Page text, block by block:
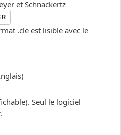
et Schnackertz
.cle est lisible avec le
)
Seul le logiciel